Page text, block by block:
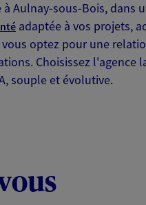
Aulnay-sous-Bois, dans
adaptée à vos projets,
optez pour une
Choisissez l'agence
souple et évolutive.